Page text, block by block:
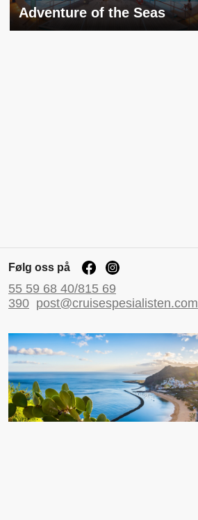
Adventure of the Seas
Følg oss på
55 59 68 40/815 69
390 post@cruisespesialisten.com